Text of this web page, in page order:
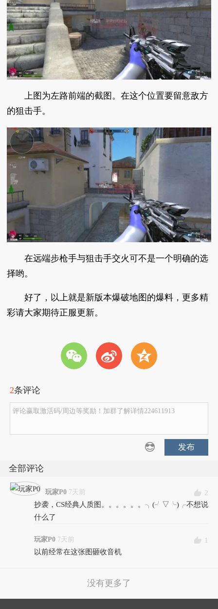
上图为左路前端的截图。在这个位置要留意敌方
的狙击手。
在远端步枪手与狙击手交火可不是一个明确的选
择哟。
好了，以上就是新版本爆破地图的爆料，更多精
彩请大家期待正服更新。
w t z
2条评论
评论赢取激活码/周边等奖励！加群了解详情224611913
发布
全部评论
玩家P0 7天前
2
抄袭，CS经典人质图。。。。。。╮(╯▽╰)╭不想说
什么了
玩家P0 7天前
1
以前经常在这张图砸收音机
没有更多了